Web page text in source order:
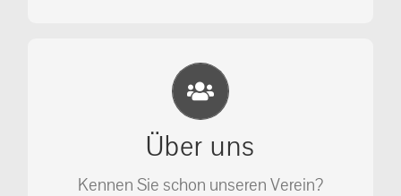
Über uns
Kennen Sie schon unseren Verein?
Eichhörnchen Schutz e.V.
Wir sehen nicht weg, wir retten!